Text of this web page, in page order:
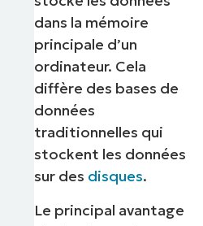
dans la mémoire
principale d’un
ordinateur. Cela
diffère des bases de
données
traditionnelles qui
stockent les données
sur des disques.
Le principal avantage